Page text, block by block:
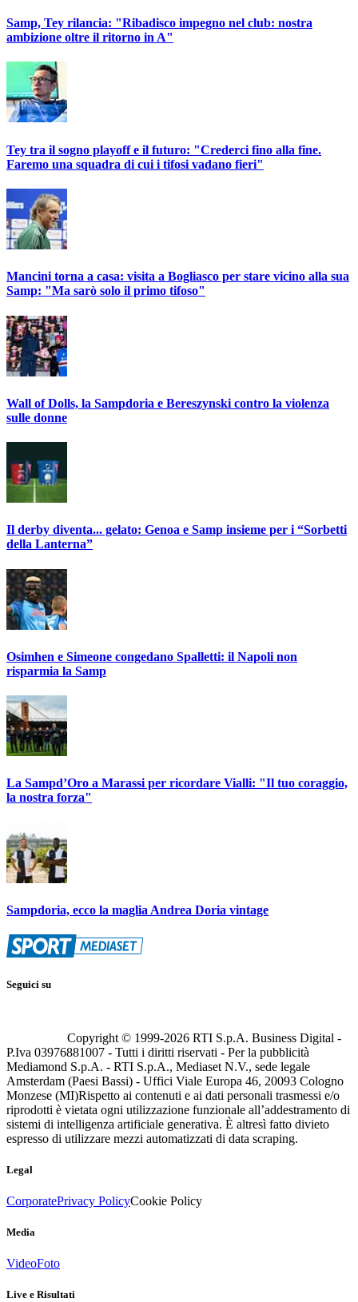
Samp, Tey rilancia: "Ribadisco impegno nel club: nostra
ambizione oltre il ritorno in A"
Tey tra il sogno playoff e il futuro: "Crederci fino alla fine.
Faremo una squadra di cui i tifosi vadano fieri"
Mancini torna a casa: visita a Bogliasco per stare vicino alla sua
Samp: "Ma sarò solo il primo tifoso"
Wall of Dolls, la Sampdoria e Bereszynski contro la violenza
sulle donne
Il derby diventa... gelato: Genoa e Samp insieme per i “Sorbetti
della Lanterna”
Osimhen e Simeone congedano Spalletti: il Napoli non
risparmia la Samp
La Sampd’Oro a Marassi per ricordare Vialli: "Il tuo coraggio,
la nostra forza"
Sampdoria, ecco la maglia Andrea Doria vintage
Seguici su
Copyright © 1999-2026 RTI S.p.A. Business Digital -
P.Iva 03976881007 - Tutti i diritti riservati - Per la pubblicità
Mediamond S.p.A. - RTI S.p.A., Mediaset N.V., sede legale
Amsterdam (Paesi Bassi) - Uffici Viale Europa 46, 20093 Cologno
Monzese (MI)Rispetto ai contenuti e ai dati personali trasmessi e/o
riprodotti è vietata ogni utilizzazione funzionale all’addestramento di
sistemi di intelligenza artificiale generativa. È altresì fatto divieto
espresso di utilizzare mezzi automatizzati di data scraping.
Legal
CorporatePrivacy PolicyCookie Policy
Media
VideoFoto
Live e Risultati